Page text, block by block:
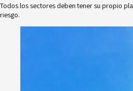
Todos los sectores deben tener su propio
riesgo.